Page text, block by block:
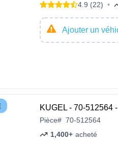
4.9 (22) •
Ajouter un
KUGEL - 70-512564
Pièce# 70-512564
1,400+ acheté